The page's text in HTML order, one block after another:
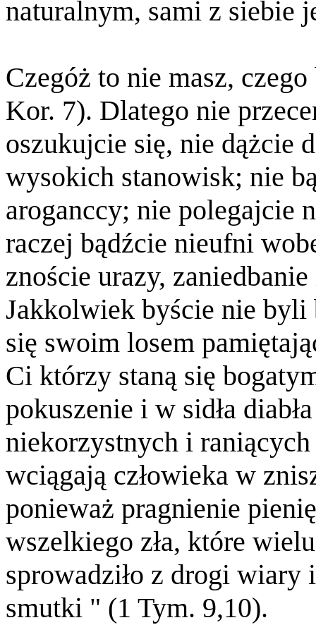
naturalnym, sami z siebie
Czegóż to nie masz,
Kor. 7). Dlatego nie
oszukujcie się, nie dążcie
wysokich stanowisk; nie
aroganccy; nie polegajcie
raczej bądźcie nieufni
znoście urazy,
Jakkolwiek byście nie byli
się swoim losem
Ci którzy staną się
pokuszenie i w sidła
niekorzystnych i
wciągają człowieka w
ponieważ pragnienie
wszelkiego zła, które
sprowadziło z drogi wiary
smutki " (1 Tym. 9,10).